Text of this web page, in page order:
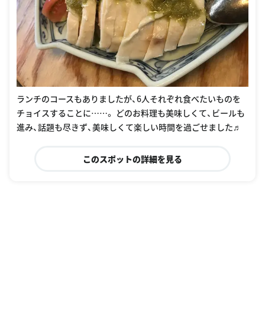
ランチのコースもありましたが、6人それぞれ食べたいものを
チョイスすることに……。 どのお料理も美味しくて、ビールも
進み、話題も尽きず、美味しくて楽しい時間を過ごせました♬
このスポットの詳細を見る